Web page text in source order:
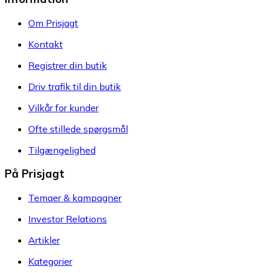
Om Prisjagt
Kontakt
Registrer din butik
Driv trafik til din butik
Vilkår for kunder
Ofte stillede spørgsmål
Tilgængelighed
På Prisjagt
Temaer & kampagner
Investor Relations
Artikler
Kategorier